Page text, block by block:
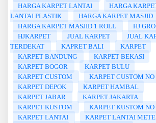
HARGA KARPET LANTAI
HARGA
LANTAI PLASTIK
HARGA KARPET MASJID
HARGA KARPET MASJID 1 ROLL
HJ
HJKARPET
JUAL KARPET
JUAL
TERDEKAT
KAPRET BALI
KARPET
KARPET BANDUNG
KARPET BEKASI
KARPET BOGOR
KARPET BULU
KARPET CUSTOM
KARPET CUSTOM NO
KARPET DEPOK
KARPET HAMBAL
KARPET JABAR
KARPET JAKARTA
KARPET KUSTOM
KARPET KUSTOM NO
KARPET LANTAI
KARPET LANTAI